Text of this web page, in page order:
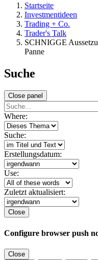
Startseite
Investmentideen
Trading + Co.
Trader's Talk
SCHNIGGE
Panne
Suche
Close panel
Where:
Suche:
Erstellungsdatum:
Use:
Zuletzt aktualisiert:
Close
Configure browser push
Close